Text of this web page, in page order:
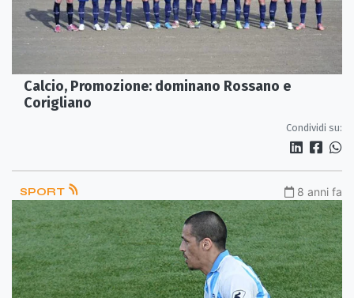
Calcio, Promozione: dominano Rossano e
Corigliano
Condividi su:
SPORT 8 anni fa